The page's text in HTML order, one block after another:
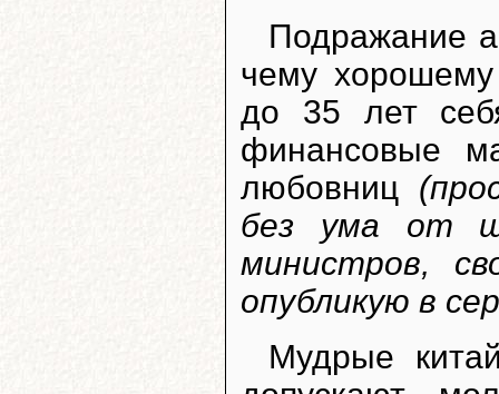
Подражание
чему
до 35 лет
финансовые
любовниц
без ума от
министров,
опубликую в
Мудрые